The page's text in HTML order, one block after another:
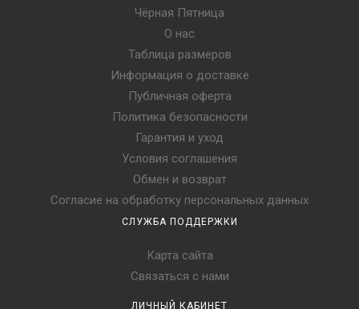
Чёрная Пятница
О нас
Таблица размеров
Информация о доставке
Публичная оферта
Политика безопасности
Гарантия и уход
Условия соглашения
Обмен и возврат
Согласие на обработку персональных данных
СЛУЖБА ПОДДЕРЖКИ
Карта сайта
Связаться с нами
ЛИЧНЫЙ КАБИНЕТ